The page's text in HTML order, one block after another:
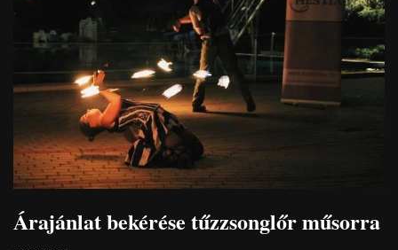
Árajánlat bekérése tűzzsonglőr műsorra